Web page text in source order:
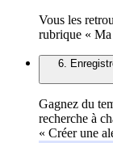
Vous les
rubrique «
6.
Gagnez du
recherche à
« Créer une